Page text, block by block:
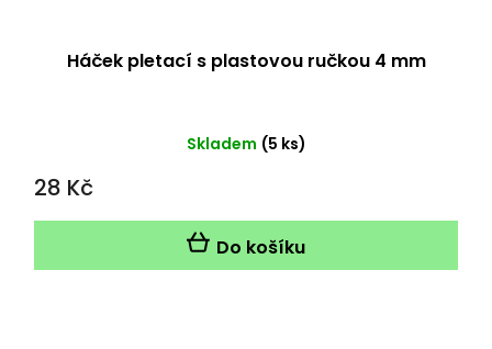
Háček pletací s plastovou ručkou 4 mm
Skladem (5 ks)
28 Kč
Do košíku